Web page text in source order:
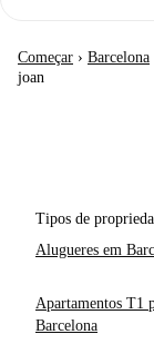
Começar › Barcelona
joan
Tipos de
Alugueres em
Apartamentos T1
Barcelona